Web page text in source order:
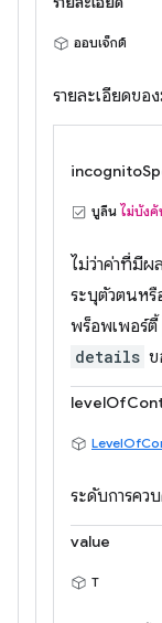
ออบเจ็กต์
รายละเอียดข
บูลีน ไม่บังคั
ไม่ว่าค่าที่มีผ
ระบุตัวตนห
พร็อพเพอร์ตี้
details ข
ระดับการคว
value
T